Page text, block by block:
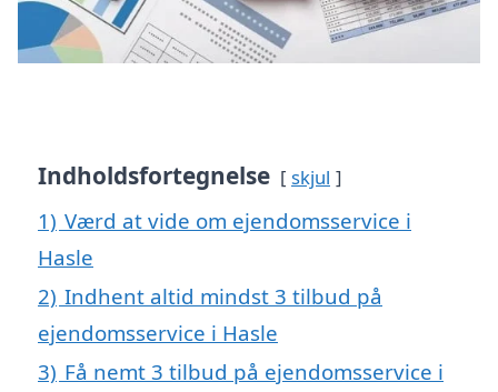
Indholdsfortegnelse skjul
1) Værd at vide om ejendomsservice i
Hasle
2) Indhent altid mindst 3 tilbud på
ejendomsservice i Hasle
3) Få nemt 3 tilbud på ejendomsservice i